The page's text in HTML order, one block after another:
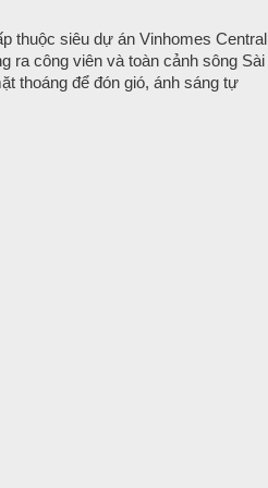
thuộc siêu dự án Vinhomes Central
ra công viên và toàn cảnh sông Sài
thoáng để đón gió, ánh sáng tự